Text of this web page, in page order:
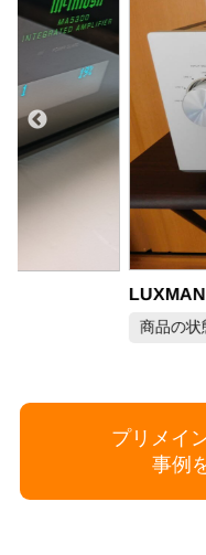
LUXMAN L-590AX
プリメイ
事例